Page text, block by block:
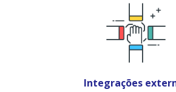
Integrações